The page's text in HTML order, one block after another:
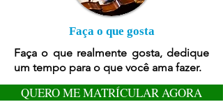
Faça o que gosta
Faça o que realmente gosta, dedique
um tempo para o que você ama fazer.
QUERO ME MATRÍCULAR AGORA